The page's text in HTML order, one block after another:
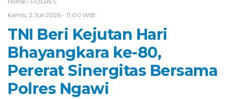
Kamis, 2 Juli 2026 - 11:00 WIB
TNI Beri Kejutan Hari
Bhayangkara ke-80,
Pererat Sinergitas Bersama
Polres Ngawi